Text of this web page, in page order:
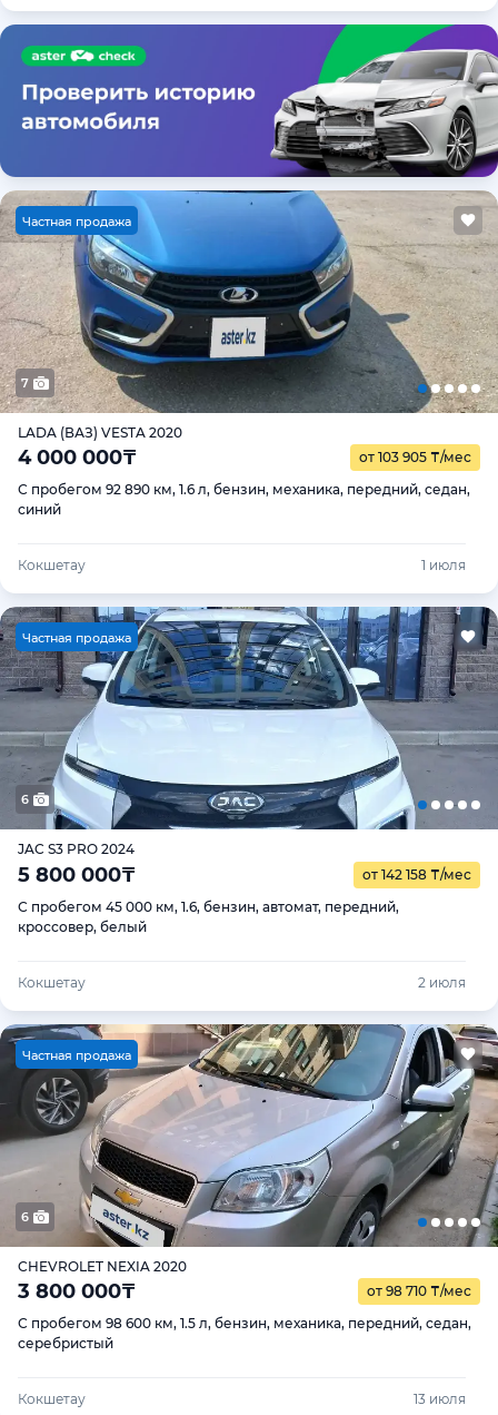
Частная продажа
7
LADA (ВАЗ) VESTA 2020
4 000 000₸ от 103 905 ₸/мес
С пробегом 92 890 км, 1.6 л, бензин, механика, передний, седан,
синий
Кокшетау 1 июля
Частная продажа
6
JAC S3 PRO 2024
5 800 000₸ от 142 158 ₸/мес
С пробегом 45 000 км, 1.6, бензин, автомат, передний,
кроссовер, белый
Кокшетау 2 июля
Частная продажа
6
CHEVROLET NEXIA 2020
3 800 000₸ от 98 710 ₸/мес
С пробегом 98 600 км, 1.5 л, бензин, механика, передний, седан,
серебристый
Кокшетау 13 июля